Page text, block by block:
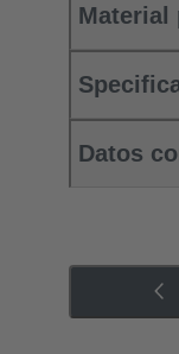
Material
Datos